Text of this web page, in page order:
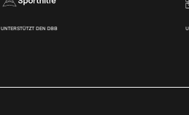
UNTERSTÜTZT DEN DBB